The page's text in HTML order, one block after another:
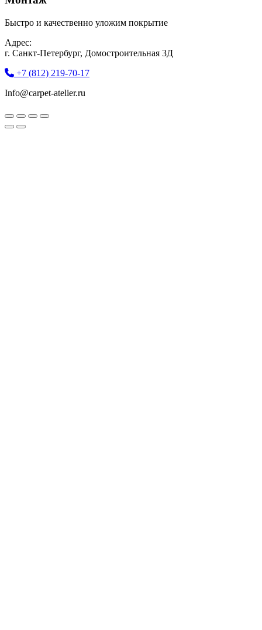
Быстро и качественно уложим покрытие
Адрес:
г. Санкт-Петербург, Домостроительная 3Д
+7 (812) 219-70-17
Info@carpet-atelier.ru